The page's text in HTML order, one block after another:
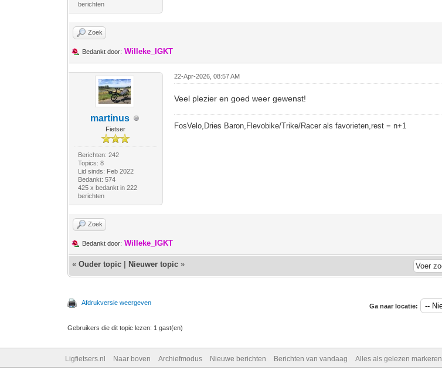
berichten
Zoek
Bedankt door: Willeke_IGKT
martinus
Fietser
Berichten: 242
Topics: 8
Lid sinds: Feb 2022
Bedankt: 574
425 x bedankt in 222
berichten
22-Apr-2026, 08:57 AM
Veel plezier en goed weer gewenst!
FosVelo,Dries Baron,Flevobike/Trike/Racer als favorieten,rest = n+1
Zoek
Bedankt door: Willeke_IGKT
«Ouder topic Nieuwer topic »
Afdrukversie weergeven Ga naar locatie:
Gebruikers die dit topic lezen: 1 gast(en)
Ligfietsers.nl Naar boven Archiefmodus Nieuwe berichten Berichten van vandaag Alles als gelezen markeren